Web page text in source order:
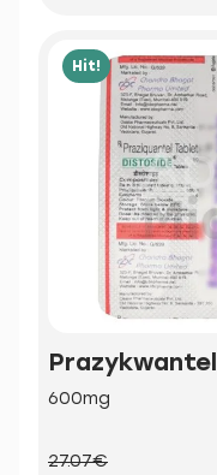
Hit!
Prazykwantel
600mg
27.07€